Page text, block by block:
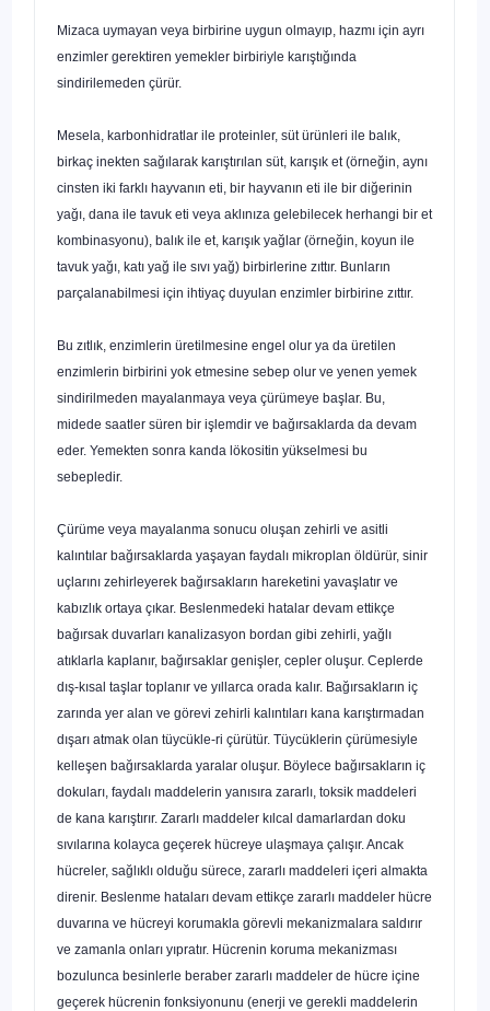
Mizaca uymayan veya birbirine uygun olmayıp, hazmı için ayrı
enzim­ler gerektiren yemekler birbiriyle karıştığında
sindirilemeden çürür.
Mesela, karbonhidratlar ile proteinler, süt ürünleri ile balık,
birkaç inekten sağılarak karıştırılan süt, karışık et (örneğin, aynı
cinsten iki fark­lı hayvanın eti, bir hayvanın eti ile bir diğerinin
yağı, dana ile tavuk eti ve­ya aklınıza gelebilecek herhangi bir et
kombinasyonu), balık ile et, karışık yağlar (örneğin, koyun ile
tavuk yağı, katı yağ ile sıvı yağ) birbirlerine zıt­tır. Bunların
parçalanabilmesi için ihtiyaç duyulan enzimler birbirine zıt­tır.
Bu zıtlık, enzimlerin üretilmesine engel olur ya da üretilen
enzimlerin birbirini yok etmesine sebep olur ve yenen yemek
sindirilmeden mayalan­maya veya çürümeye başlar. Bu,
midede saatler süren bir işlemdir ve ba­ğırsaklarda da devam
eder. Yemekten sonra kanda lökositin yükselmesi bu
sebepledir.
Çürüme veya mayalanma sonucu oluşan zehirli ve asitli
kalıntılar ba­ğırsaklarda yaşayan faydalı mikroplan öldürür, sinir
uçlarını zehirleyerek bağırsakların hareketini yavaşlatır ve
kabızlık ortaya çıkar. Beslenmedeki hatalar devam ettikçe
bağırsak duvarları kanalizasyon bordan gibi zehir­li, yağlı
atıklarla kaplanır, bağırsaklar genişler, cepler oluşur. Ceplerde
dış-kısal taşlar toplanır ve yıllarca orada kalır. Bağırsakların iç
zarında yer alan ve görevi zehirli kalıntıları kana karıştırmadan
dışarı atmak olan tüycükle-ri çürütür. Tüycüklerin çürümesiyle
kelleşen bağırsaklarda yaralar oluşur. Böylece bağırsakların iç
dokuları, faydalı maddelerin yanısıra zararlı, toksik maddeleri
de kana karıştırır. Zararlı maddeler kılcal damarlardan doku
sıvılarına kolayca geçerek hücreye ulaşmaya çalışır. Ancak
hücreler, sağlıklı olduğu sürece, zararlı maddeleri içeri almakta
direnir. Beslenme hataları devam ettikçe zararlı maddeler hücre
duvarına ve hücreyi korumakla görevli mekanizmalara saldırır
ve zamanla onları yıpratır. Hücrenin koru­ma mekanizması
bozulunca besinlerle beraber zararlı maddeler de hücre içine
geçerek hücrenin fonksiyonunu (enerji ve gerekli maddelerin